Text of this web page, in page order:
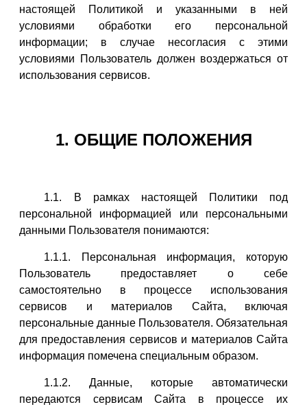
настоящей Политикой и указанными в ней
условиями обработки его персональной
информации; в случае несогласия с этими
условиями Пользователь должен воздержаться от
использования сервисов.
1. ОБЩИЕ ПОЛОЖЕНИЯ
1.1. В рамках настоящей Политики под
персональной информацией или персональными
данными Пользователя понимаются:
1.1.1. Персональная информация, которую
Пользователь предоставляет о себе
самостоятельно в процессе использования
сервисов и материалов Сайта, включая
персональные данные Пользователя. Обязательная
для предоставления сервисов и материалов Сайта
информация помечена специальным образом.
1.1.2. Данные, которые автоматически
передаются сервисам Сайта в процессе их